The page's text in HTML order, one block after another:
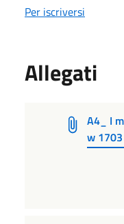
Per iscriversi
Allegati
A4_ I
w 1703